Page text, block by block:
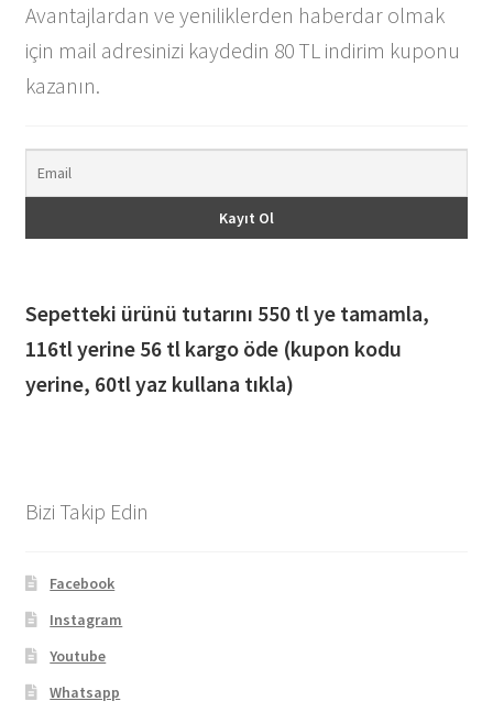
Avantajlardan ve yeniliklerden haberdar olmak
için mail adresinizi kaydedin 80 TL indirim kuponu
kazanın.
Sepetteki ürünü tutarını 550 tl ye tamamla,
116tl yerine 56 tl kargo öde (kupon kodu
yerine, 60tl yaz kullana tıkla)
Bizi Takip Edin
Facebook
Instagram
Youtube
Whatsapp